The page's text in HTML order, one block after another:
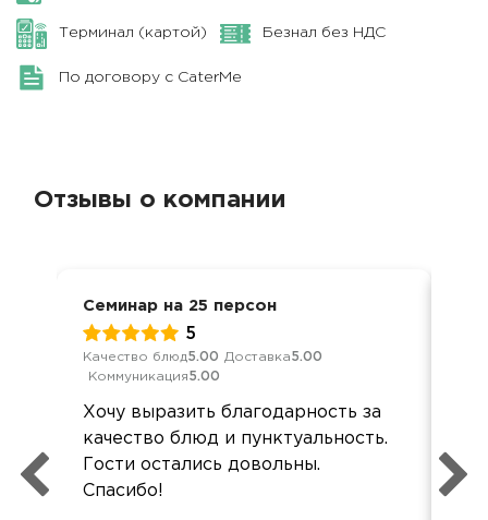
Терминал (картой) Безнал без НДС
По договору с CaterMe
Отзывы о компании
Семинар на 25 персон
5
Качество блюд5.00 Доставка5.00
Коммуникация5.00
Хочу выразить благодарность за
качество блюд и пунктуальность.
Гости остались довольны.
Спасибо!